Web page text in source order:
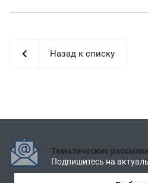
Назад к списку
Тематические
Подпишитесь на